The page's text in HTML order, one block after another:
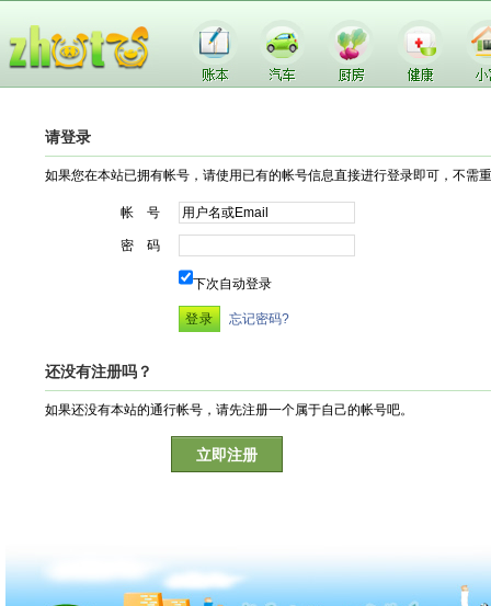
请登录
如果您在本站已拥有帐号，请使用已有的帐号信息直接进行登录即可，不需
帐 号
密 码
下次自动登录
忘记密码?
还没有注册吗？
如果还没有本站的通行帐号，请先注册一个属于自己的帐号吧。
立即注册